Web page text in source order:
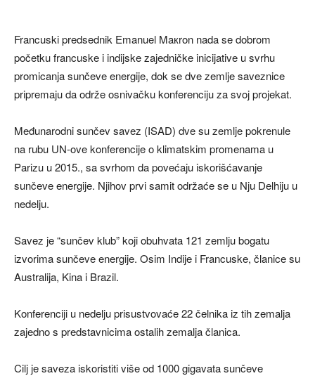
Francuski predsednik Emanuel Maкron nada se dobrom
početku francuske i indijske zajedničke inicijative u svrhu
promicanja sunčeve energije, dok se dve zemlje saveznice
pripremaju da održe osnivačku konferenciju za svoj projekat.
Međunarodni sunčev savez (ISAD) dve su zemlje pokrenule
na rubu UN-ove konferencije o klimatskim promenama u
Parizu u 2015., sa svrhom da povećaju iskorišćavanje
sunčeve energije. Njihov prvi samit održaće se u Nju Delhiju u
nedelju.
Savez je “sunčev klub” koji obuhvata 121 zemlju bogatu
izvorima sunčeve energije. Osim Indije i Francuske, članice su
Australija, Kina i Brazil.
Konferenciji u nedelju prisustvovaće 22 čelnika iz tih zemalja
zajedno s predstavnicima ostalih zemalja članica.
Cilj je saveza iskoristiti više od 1000 gigavata sunčeve